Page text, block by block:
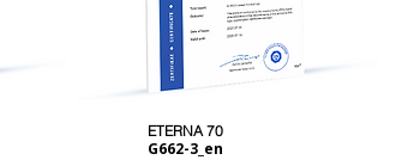
ETERNA 70
G662-3_en